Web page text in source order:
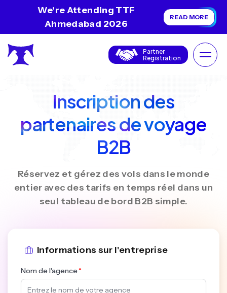
We're Attending TTF
Ahmedabad 2026
READ MORE
Partner
Registration
Inscription des
partenaires de voyage
B2B
Réservez et gérez des vols dans le monde
entier avec des tarifs en temps réel dans un
seul tableau de bord B2B simple.
Informations sur l'entreprise
Nom de l'agence